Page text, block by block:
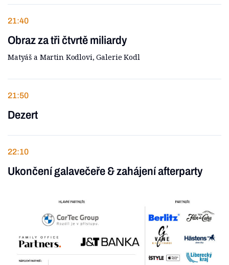
21:40
Obraz za tři čtvrtě miliardy
Matyáš a Martin Kodlovi, Galerie Kodl
21:50
Dezert
22:10
Ukončení galavečeře & zahájení afterparty